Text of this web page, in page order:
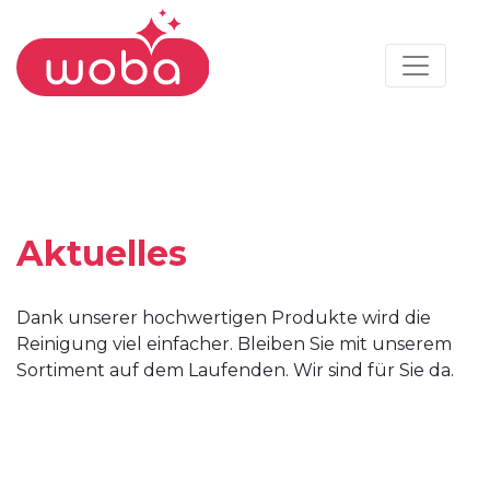
Aktuelles
Dank unserer hochwertigen Produkte wird die
Reinigung viel einfacher. Bleiben Sie mit unserem
Sortiment auf dem Laufenden. Wir sind für Sie da.